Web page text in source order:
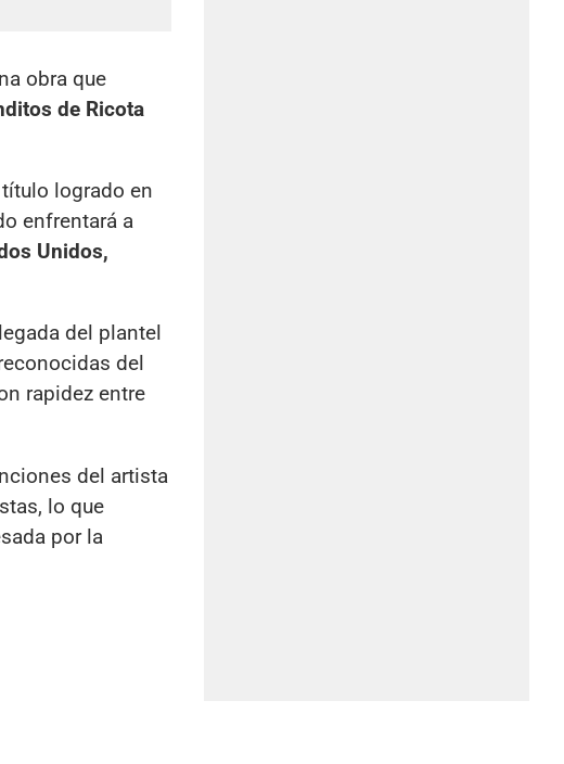
obra que
de Ricota
logrado en
enfrentará a
Unidos,
del plantel
del
rapidez entre
del artista
lo que
por la